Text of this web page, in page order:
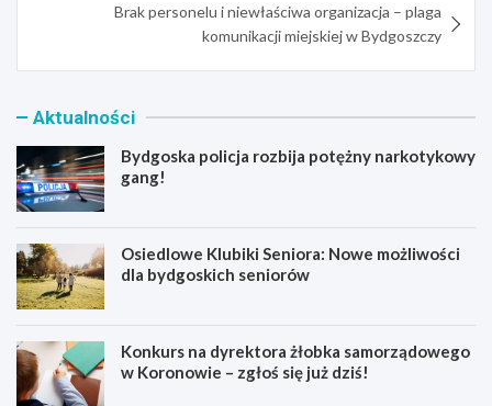
Brak personelu i niewłaściwa organizacja – plaga
komunikacji miejskiej w Bydgoszczy
Aktualności
Bydgoska policja rozbija potężny narkotykowy
gang!
Osiedlowe Klubiki Seniora: Nowe możliwości
dla bydgoskich seniorów
Konkurs na dyrektora żłobka samorządowego
w Koronowie – zgłoś się już dziś!